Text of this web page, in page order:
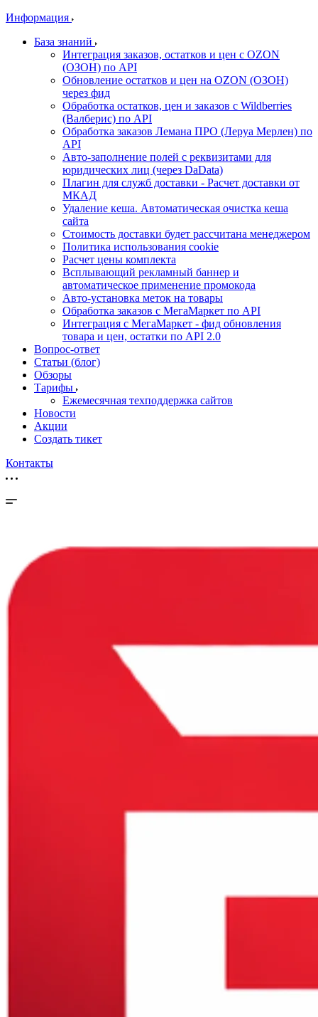
Информация
База знаний
Интеграция заказов, остатков и цен с OZON
(ОЗОН) по API
Обновление остатков и цен на OZON (ОЗОН)
через фид
Обработка остатков, цен и заказов с Wildberries
(Валберис) по API
Обработка заказов Лемана ПРО (Леруа Мерлен) по
API
Авто-заполнение полей с реквизитами для
юридических лиц (через DaData)
Плагин для служб доставки - Расчет доставки от
МКАД
Удаление кеша. Автоматическая очистка кеша
сайта
Стоимость доставки будет рассчитана менеджером
Политика использования cookie
Расчет цены комплекта
Всплывающий рекламный баннер и
автоматическое применение промокода
Авто-установка меток на товары
Обработка заказов с МегаМаркет по API
Интеграция с МегаМаркет - фид обновления
товара и цен, остатки по API 2.0
Вопрос-ответ
Статьи (блог)
Обзоры
Тарифы
Ежемесячная техподдержка сайтов
Новости
Акции
Создать тикет
Контакты